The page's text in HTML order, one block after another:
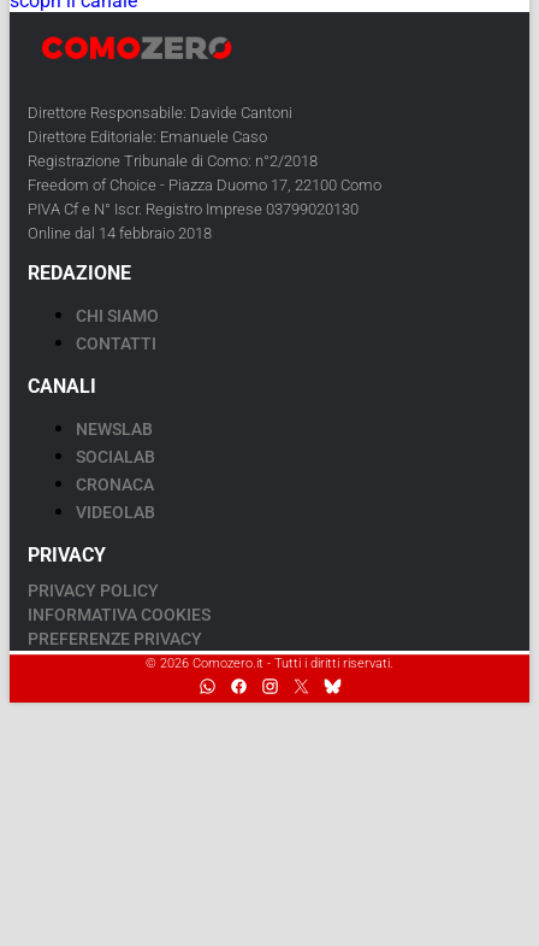
Direttore Responsabile: Davide Cantoni
Direttore Editoriale: Emanuele Caso
Registrazione Tribunale di Como: n°2/2018
Freedom of Choice - Piazza Duomo 17, 22100 Como
PIVA Cf e N° Iscr. Registro Imprese 03799020130
Online dal 14 febbraio 2018
REDAZIONE
CHI SIAMO
CONTATTI
CANALI
NEWSLAB
SOCIALAB
CRONACA
VIDEOLAB
PRIVACY
PRIVACY POLICY
INFORMATIVA COOKIES
PREFERENZE PRIVACY
© 2026 Comozero.it - Tutti i diritti riservati.